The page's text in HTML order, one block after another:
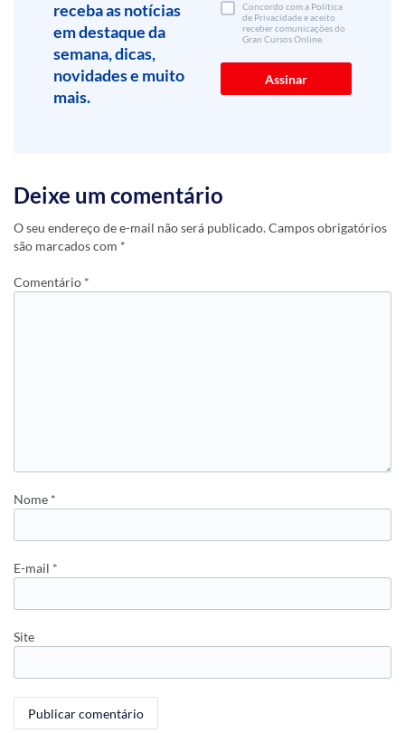
receba as notícias
em destaque da
semana, dicas,
novidades e muito
mais.
Concordo com a Política
de Privacidade e aceito
receber comunicações do
Gran Cursos Online.
Deixe um comentário
O seu endereço de e-mail não será publicado.Campos obrigatórios
são marcados com *
Comentário *
Nome *
E-mail *
Site